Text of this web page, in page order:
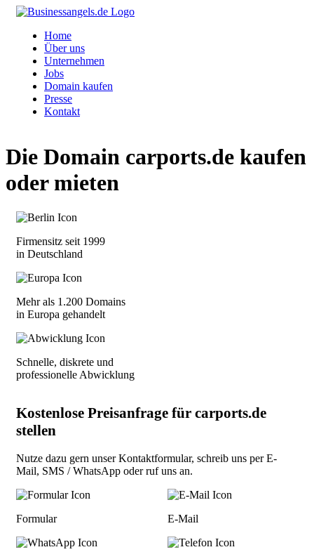
Home
Über uns
Unternehmen
Jobs
Domain kaufen
Presse
Kontakt
Die Domain carports.de kaufen
oder mieten
Firmensitz seit 1999
in Deutschland
Mehr als 1.200 Domains
in Europa gehandelt
Schnelle, diskrete und
professionelle Abwicklung
Kostenlose Preisanfrage für carports.de
stellen
Nutze dazu gern unserKontaktformular, schreib uns perE-
Mail, SMS / WhatsApp oderruf uns an.
Formular E-Mail